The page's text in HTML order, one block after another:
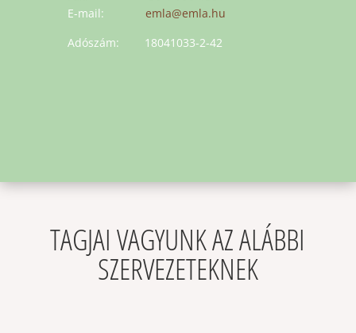
E-mail: emla@emla.hu
Adószám: 18041033-2-42
TAGJAI VAGYUNK AZ ALÁBBI
SZERVEZETEKNEK